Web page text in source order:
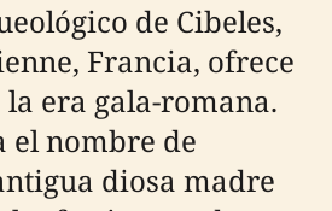
de Cibeles,
Francia, ofrece
era gala-romana.
el nombre de
diosa madre